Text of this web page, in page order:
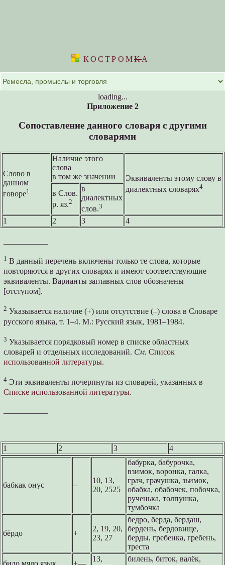
КОСТРОМKА
loading...
Приложение 2
Сопоставление данного словаря с другими
словарями
Слово в
данном
говоре1
Наличие этого
слова
в том же значении
Эквиваленты этому слову в
диалектных словарях4
в Слов.
р. яз.2
в
диалектных
слов.3
1 2 3 4
1 В данный перечень включены только те слова, которые
повторяются в других словарях и имеют соответствующие
эквиваленты. Варианты заглавных слов обозначены
[отступом].
2 Указывается наличие (+) или отсутствие (–) слова в Словаре
русского языка, т. 1–4. М.: Русский язык, 1981–1984.
3 Указывается порядковый номер в списке областных
словарей и отдельных исследований. См. Список
использованной литературы.
4 Эти эквиваленты почерпнуты из словарей, указанных в
Списке использованной литературы.
1 2 3 4
бабкак онус –
10, 13,
20, 2525
бабурка, бабурочка,
взимок, воронка, галка,
грач, грачушка, зьимок,
обабка, обабочек, побочка,
рученька, толпушка,
тумбочка
бёрдо +
2, 19, 20,
23, 27
бедро, берда, бердаш,
бердень, бердовище,
берды, гребенка, гребень,
треста
13,
билень, биток, валёк,